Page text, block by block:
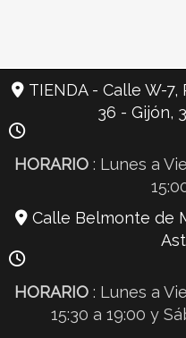
TIENDA - Calle W-
36 - Gijón,
HORARIO: Lunes a
Calle Belmonte de
HORARIO : Lunes a
15:30 a 19:00 y